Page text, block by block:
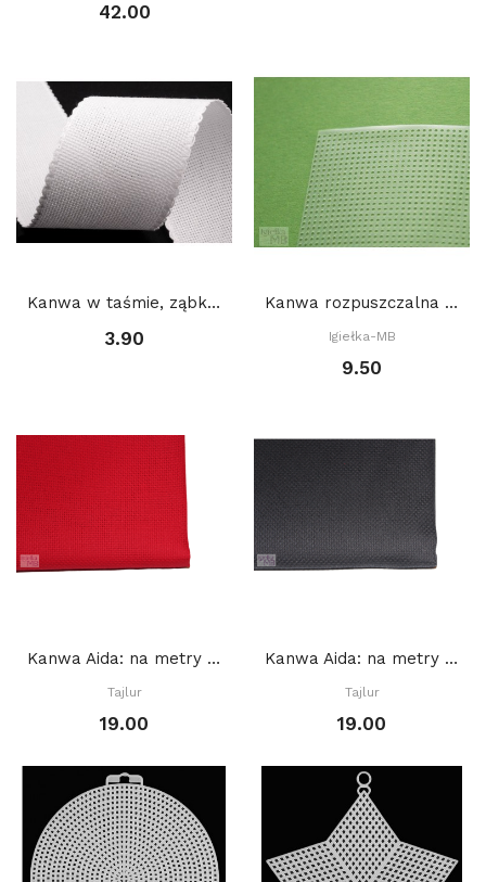
42.00
Kanwa w taśmie, ząbkowana, szerokość 7 cm: BIAŁA
3.90
Kanwa rozpuszczalna w wodzie 10 x 22 cm
Igiełka-MB
9.50
Kanwa Aida: na metry CZERWONA
Tajlur
19.00
Kanwa Aida: na metry CZARNA
Tajlur
19.00